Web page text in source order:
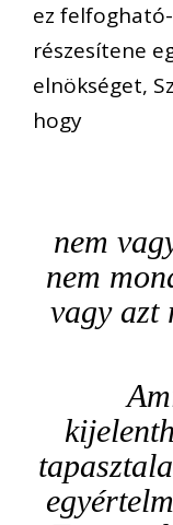
ez
részesítene
elnökséget,
hogy
nem
nem
vagy azt